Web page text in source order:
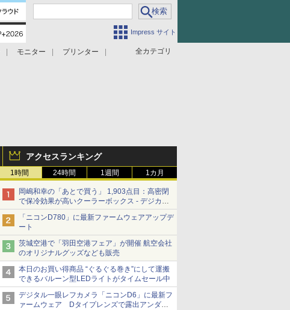
Impress サイト
全カテゴリ
モニター
プリンター
アクセスランキング
1時間 24時間 1週間 1カ月
岡嶋和幸の「あとで買う」 1,903点目：高密閉
で保冷効果が高いクーラーボックス - デジカメ
Watch
「ニコンD780」に最新ファームウェアアップデ
ート
茨城空港で「羽田空港フェア」が開催 航空会社
のオリジナルグッズなども販売
本日のお買い得商品 “ぐるぐる巻き”にして運搬
できるバルーン型LEDライトがタイムセール中
デジタル一眼レフカメラ「ニコンD6」に最新フ
ァームウェア Dタイプレンズで露出アンダー